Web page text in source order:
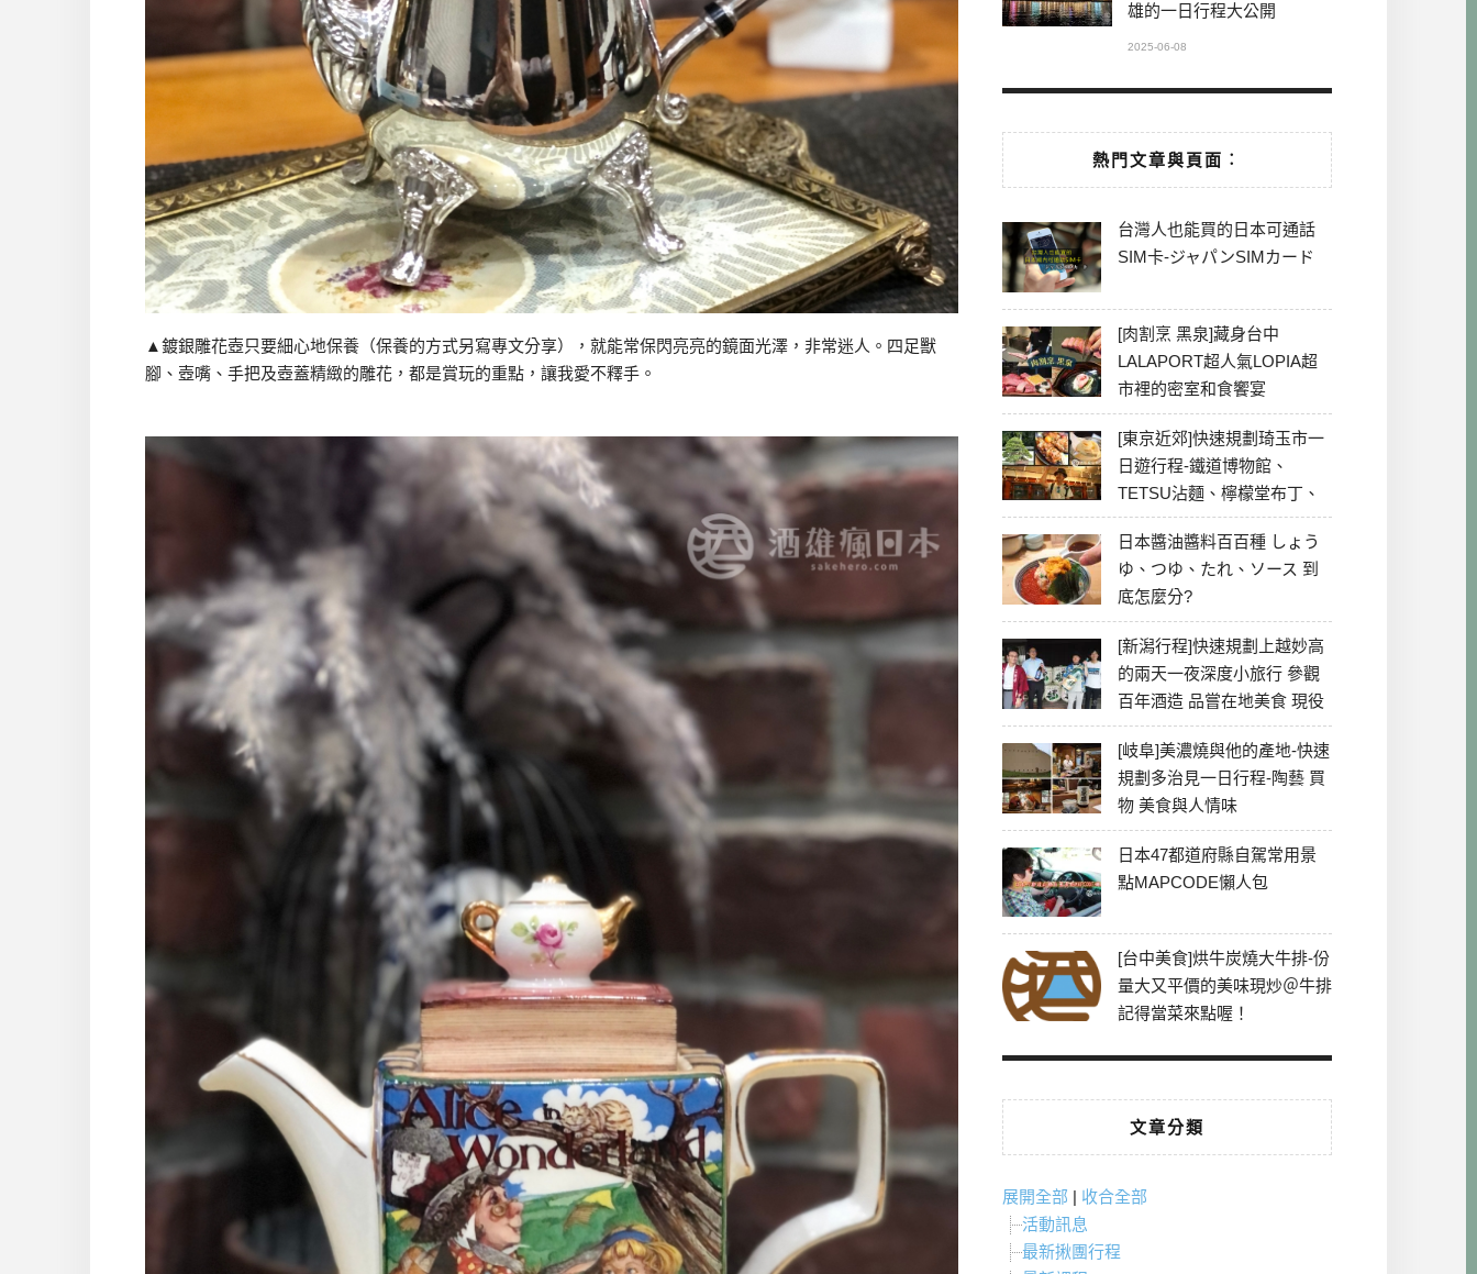
▲鍍銀雕花壺只要細心地保養（保養的方式另寫專文分享），就能常保閃亮亮的鏡面光澤，非常迷人。四足獸
腳、壺嘴、手把及壺蓋精緻的雕花，都是賞玩的重點，讓我愛不釋手。
雄的一日行程大公開
2025-06-08
熱門文章與頁面︰
台灣人也能買的日本可通話
SIM卡-ジャパンSIMカード
[肉割烹 黑泉]藏身台中
LALAPORT超人氣LOPIA超
市裡的密室和食饗宴
[東京近郊]快速規劃琦玉市一
日遊行程-鐵道博物館、
TETSU沾麵、檸檬堂布丁、
冰川神社、美食彙整
日本醬油醬料百百種 しょう
ゆ、つゆ、たれ、ソース 到
底怎麼分?
[新潟行程]快速規劃上越妙高
的兩天一夜深度小旅行 參觀
百年酒造 品嘗在地美食 現役
最老牌電影院
[岐阜]美濃燒與他的產地-快速
規劃多治見一日行程-陶藝 買
物 美食與人情味
日本47都道府縣自駕常用景
點MAPCODE懶人包
[台中美食]烘牛炭燒大牛排-份
量大又平價的美味現炒＠牛排
記得當菜來點喔！
文章分類
展開全部 | 收合全部
活動訊息
最新揪團行程